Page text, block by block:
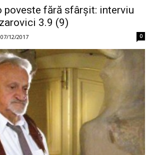
poveste fără sfârșit: interviu
3.9 (9)
07/12/2017 0